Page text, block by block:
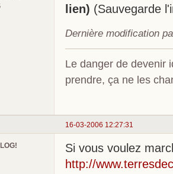
lien) (Sauvegarde
Dernière modification
Le danger de devenir
prendre, ça ne les
16-03-2006 12:27:31
Si vous voulez
http://